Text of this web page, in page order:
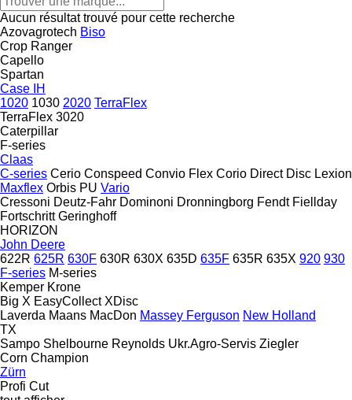
Aucun résultat trouvé pour cette recherche
Azovagrotech Biso
Crop Ranger
Capello
Spartan
Case IH
1020 1030 2020 TerraFlex
TerraFlex 3020
Caterpillar
F-series
Claas
C-series Cerio Conspeed Convio Flex Corio Direct Disc Lexion
Maxflex Orbis PU Vario
Cressoni Deutz-Fahr Dominoni Dronningborg Fendt Fiellday
Fortschritt Geringhoff
HORIZON
John Deere
622R 625R 630F 630R 630X 635D 635F 635R 635X 920 930
F-series M-series
Kemper Krone
Big X EasyCollect XDisc
Laverda Maans MacDon Massey Ferguson New Holland
TX
Sampo Shelbourne Reynolds Ukr.Agro-Servis Ziegler
Corn Champion
Zürn
Profi Cut